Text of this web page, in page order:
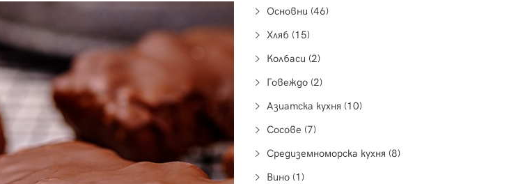
Основни (46)
Хляб (15)
Колбаси (2)
Говеждо (2)
Азиатска кухня (10)
Сосове (7)
Средиземноморска кухня (8)
Вино (1)